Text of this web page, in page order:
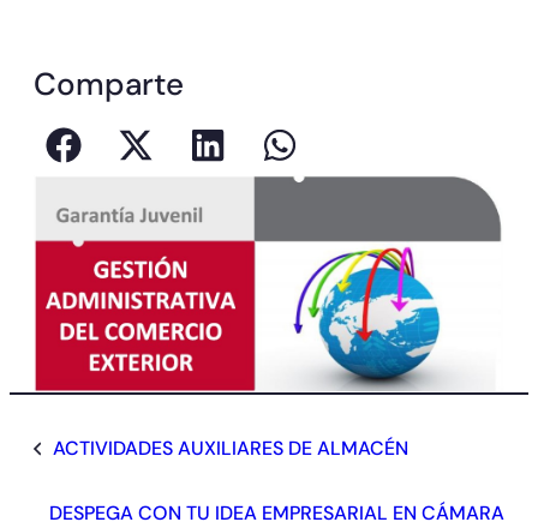
Comparte
ACTIVIDADES AUXILIARES DE ALMACÉN
DESPEGA CON TU IDEA EMPRESARIAL EN CÁMARA